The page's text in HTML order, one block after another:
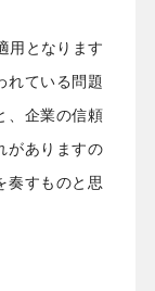
用となります
れている問題
、企業の信頼
がありますの
奏すものと思